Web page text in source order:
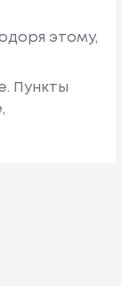
этому,
Пункты